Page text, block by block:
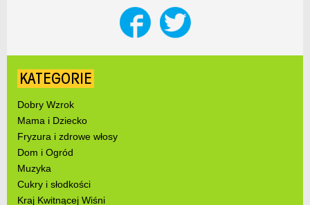
KATEGORIE
Dobry Wzrok
Mama i Dziecko
Fryzura i zdrowe włosy
Dom i Ogród
Muzyka
Cukry i słodkości
Kraj Kwitnącej Wiśni